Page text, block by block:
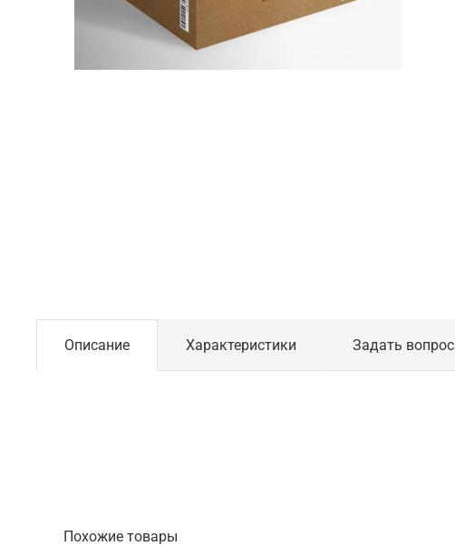
Описание Характеристики Задать вопрос
Похожие товары